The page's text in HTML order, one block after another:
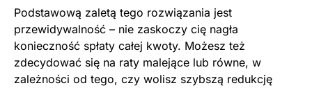
Podstawową zaletą tego rozwiązania jest
przewidywalność – nie zaskoczy cię nagła
konieczność spłaty całej kwoty. Możesz też
zdecydować się na raty malejące lub równe, w
zależności od tego, czy wolisz szybszą redukcję